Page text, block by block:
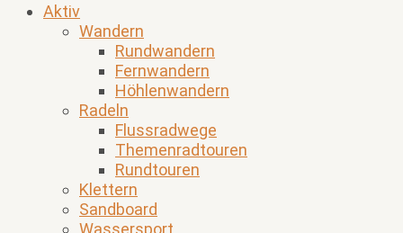
Aktiv
Wandern
Rundwandern
Fernwandern
Höhlenwandern
Radeln
Flussradwege
Themenradtouren
Rundtouren
Klettern
Sandboard
Wassersport